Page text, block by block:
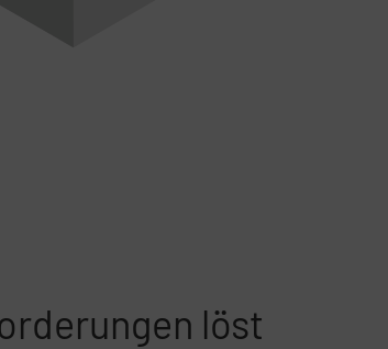
löst